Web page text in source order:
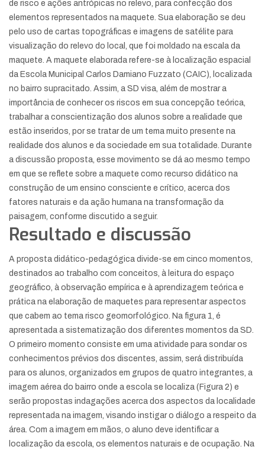
de risco e ações antrópicas no relevo, para confecção dos
elementos representados na maquete. Sua elaboração se deu
pelo uso de cartas topográficas e imagens de satélite para
visualização do relevo do local, que foi moldado na escala da
maquete. A maquete elaborada refere-se à localização espacial
da Escola Municipal Carlos Damiano Fuzzato (CAIC), localizada
no bairro supracitado. Assim, a SD visa, além de mostrar a
importância de conhecer os riscos em sua concepção teórica,
trabalhar a conscientização dos alunos sobre a realidade que
estão inseridos, por se tratar de um tema muito presente na
realidade dos alunos e da sociedade em sua totalidade. Durante
a discussão proposta, esse movimento se dá ao mesmo tempo
em que se reflete sobre a maquete como recurso didático na
construção de um ensino consciente e crítico, acerca dos
fatores naturais e da ação humana na transformação da
paisagem, conforme discutido a seguir.
Resultado e discussão
A proposta didático-pedagógica divide-se em cinco momentos,
destinados ao trabalho com conceitos, à leitura do espaço
geográfico, à observação empírica e à aprendizagem teórica e
prática na elaboração de maquetes para representar aspectos
que cabem ao tema risco geomorfológico. Na figura 1, é
apresentada a sistematização dos diferentes momentos da SD.
O primeiro momento consiste em uma atividade para sondar os
conhecimentos prévios dos discentes, assim, será distribuída
para os alunos, organizados em grupos de quatro integrantes, a
imagem aérea do bairro onde a escola se localiza (Figura 2) e
serão propostas indagações acerca dos aspectos da localidade
representada na imagem, visando instigar o diálogo a respeito da
área. Com a imagem em mãos, o aluno deve identificar a
localização da escola, os elementos naturais e de ocupação. Na